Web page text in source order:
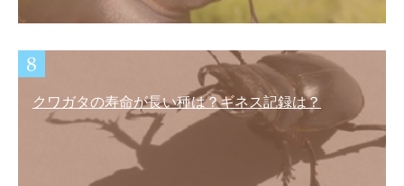
クワガタの寿命が長い種は？ギネス記録は？